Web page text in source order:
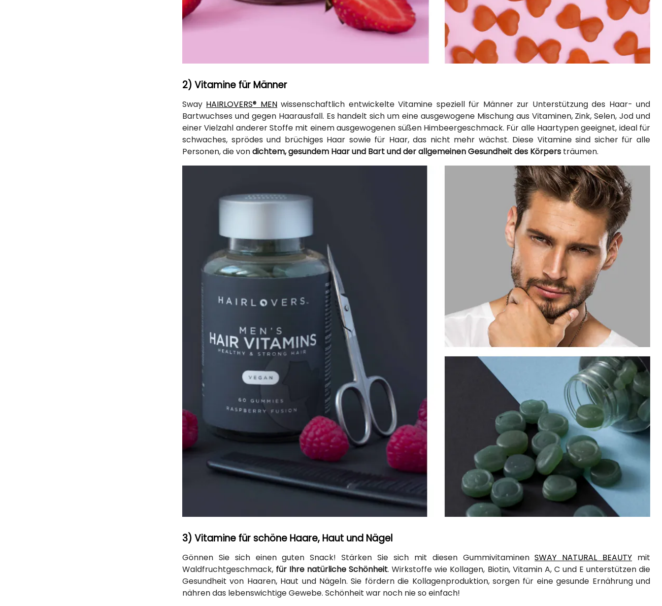
2) Vitamine für Männer
Sway HAIRLOVERS® MENwissenschaftlich entwickelte Vitamine speziell für Männer zur Unterstützung des Haar- und
Bartwuchses und gegen Haarausfall. Es handelt sich um eine ausgewogene Mischung aus Vitaminen, Zink, Selen, Jod und
einer Vielzahl anderer Stoffe mit einem ausgewogenen süßen Himbeergeschmack. Für alle Haartypen geeignet, ideal für
schwaches, sprödes und brüchiges Haar sowie für Haar, das nicht mehr wächst. Diese Vitamine sind sicher für alle
Personen, die vondichtem, gesundem Haar und Bart und der allgemeinen Gesundheit des Körpers träumen.
3) Vitamine für schöne Haare, Haut und Nägel
Gönnen Sie sich einen guten Snack! Stärken Sie sich mit diesen GummivitaminenSWAY NATURAL BEAUTY mit
Waldfruchtgeschmack, für Ihre natürliche Schönheit. Wirkstoffe wie Kollagen, Biotin, Vitamin A, C und E unterstützen die
Gesundheit von Haaren, Haut und Nägeln. Sie fördern die Kollagenproduktion, sorgen für eine gesunde Ernährung und
nähren das lebenswichtige Gewebe. Schönheit war noch nie so einfach!